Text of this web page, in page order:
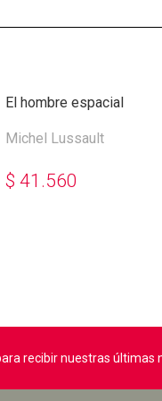
El hombre espacial
Michel Lussault
$ 41.560
recibir nuestras últimas